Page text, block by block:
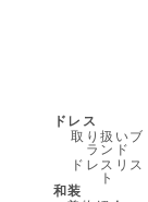
ドレス
取り扱いブ
ランド
ドレスリス
ト
和装